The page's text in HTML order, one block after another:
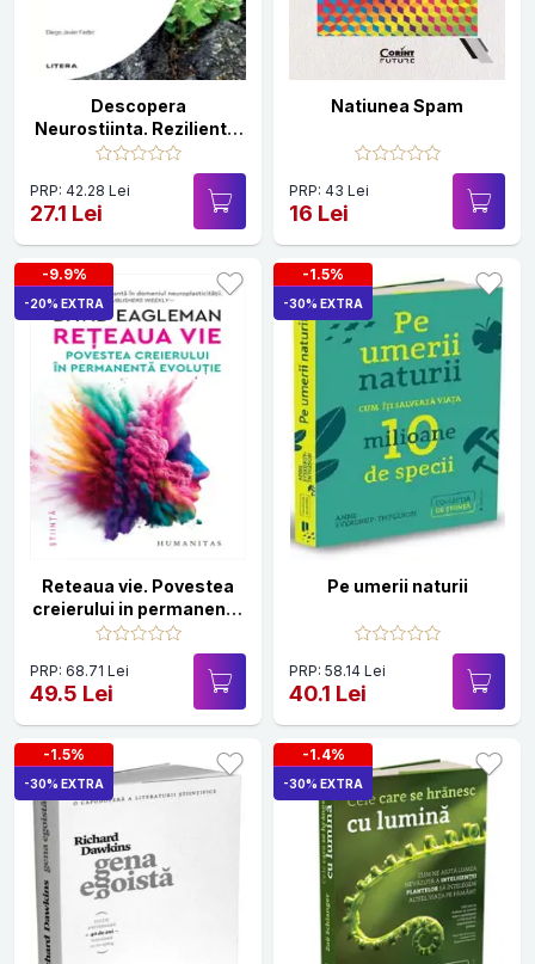
Descopera
Neurostiinta. Rezilienta.
Cum depaseste mintea
PRP: 42.28 Lei
27.1 Lei
Natiunea Spam
PRP: 43 Lei
16 Lei
-9.9%
-20% EXTRA
Reteaua vie. Povestea
creierului in permanenta
evolutie
PRP: 68.71 Lei
49.5 Lei
-1.5%
-30% EXTRA
Pe umerii naturii
PRP: 58.14 Lei
40.1 Lei
-1.5%
-30% EXTRA
-1.4%
-30% EXTRA